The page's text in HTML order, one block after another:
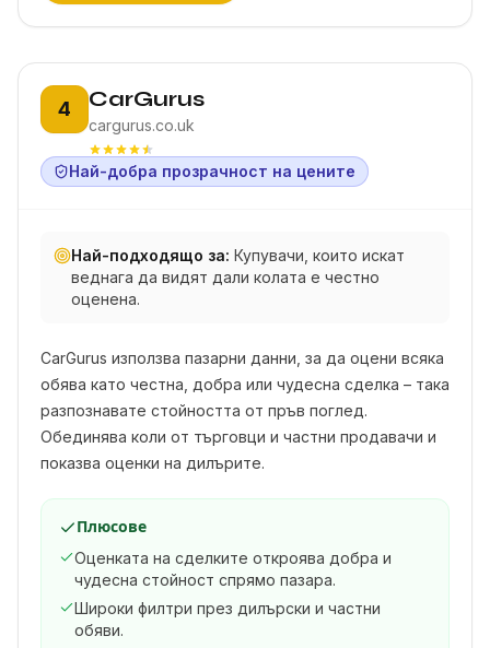
4 Позиция 4:
CarGurus
cargurus.co.uk
Най-добра прозрачност на цените
Най-подходящо за: Купувачи, които искат
веднага да видят дали колата е честно
оценена.
CarGurus използва пазарни данни, за да оцени всяка
обява като честна, добра или чудесна сделка – така
разпознавате стойността от пръв поглед.
Обединява коли от търговци и частни продавачи и
показва оценки на дилърите.
Плюсове
Оценката на сделките откроява добра и
чудесна стойност спрямо пазара.
Широки филтри през дилърски и частни
обяви.